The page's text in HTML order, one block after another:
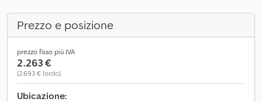
Prezzo e posizione
prezzo fisso più IVA
2.263 €
(2.693 € lordo)
Ubicazione: